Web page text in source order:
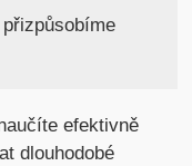
efektivně
dlouhodobé